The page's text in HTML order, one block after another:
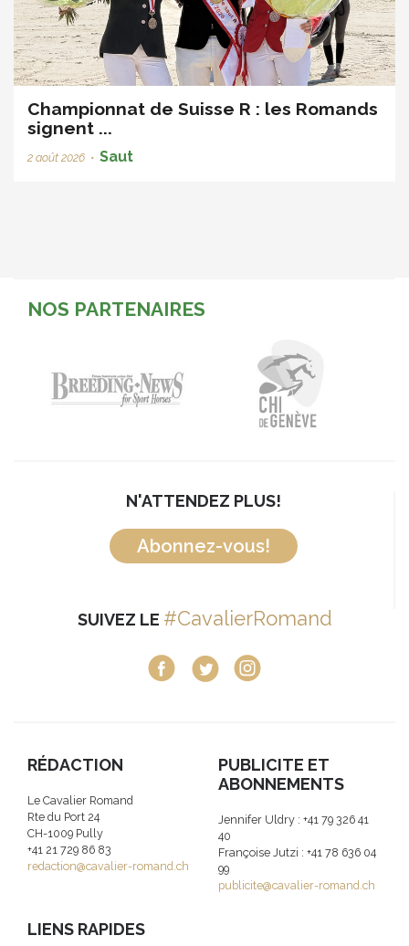
Championnat de Suisse R : les Romands
signent ...
2 août 2026 • Saut
NOS PARTENAIRES
N'ATTENDEZ PLUS!
Abonnez-vous!
SUIVEZ LE #CavalierRomand
RÉDACTION
Le Cavalier Romand
Rte du Port 24
CH-1009 Pully
+41 21 729 86 83
redaction@cavalier-romand.ch
PUBLICITE ET
ABONNEMENTS
Jennifer Uldry : +41 79 326 41
40
Françoise Jutzi : +41 78 636 04
99
publicite@cavalier-romand.ch
LIENS RAPIDES